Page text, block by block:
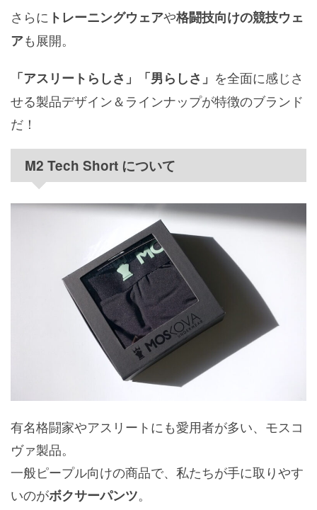
さらに トレーニングウェアや格闘技向けの競技ウェ
アも展開。
「アスリートらしさ」「男らしさ」 を全面に感じさ
せる製品デザイン＆ラインナップが特徴のブランド
だ！
M2 Tech Short について
有名格闘家やアスリートにも愛用者が多い、モスコ
ヴァ製品。
一般ピープル向けの商品で、私たちが手に取りやす
いのがボクサーパンツ。